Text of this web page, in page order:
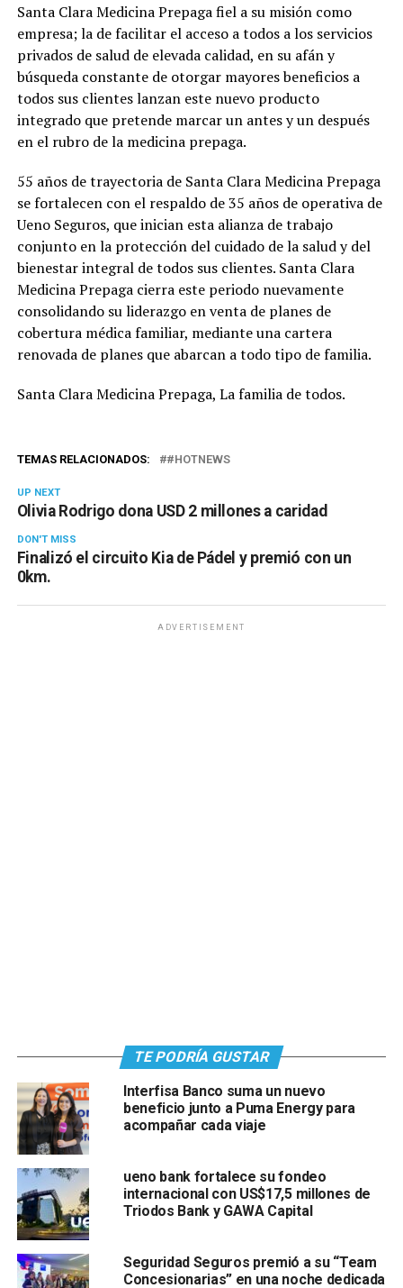
Santa Clara Medicina Prepaga fiel a su misión como
empresa; la de facilitar el acceso a todos a los servicios
privados de salud de elevada calidad, en su afán y
búsqueda constante de otorgar mayores beneficios a
todos sus clientes lanzan este nuevo producto
integrado que pretende marcar un antes y un después
en el rubro de la medicina prepaga.
55 años de trayectoria de Santa Clara Medicina Prepaga
se fortalecen con el respaldo de 35 años de operativa de
Ueno Seguros, que inician esta alianza de trabajo
conjunto en la protección del cuidado de la salud y del
bienestar integral de todos sus clientes. Santa Clara
Medicina Prepaga cierra este periodo nuevamente
consolidando su liderazgo en venta de planes de
cobertura médica familiar, mediante una cartera
renovada de planes que abarcan a todo tipo de familia.
Santa Clara Medicina Prepaga, La familia de todos.
TEMAS RELACIONADOS: #HOTNEWS
UP NEXT
Olivia Rodrigo dona USD 2 millones a caridad
DON'T MISS
Finalizó el circuito Kia de Pádel y premió con un
0km.
ADVERTISEMENT
TE PODRÍA GUSTAR
Interfisa Banco suma un nuevo
beneficio junto a Puma Energy para
acompañar cada viaje
ueno bank fortalece su fondeo
internacional con US$17,5 millones de
Triodos Bank y GAWA Capital
Seguridad Seguros premió a su “Team
Concesionarias” en una noche dedicada